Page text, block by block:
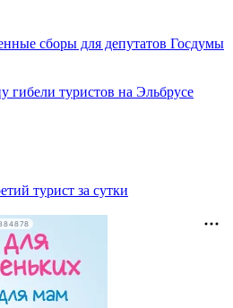
сборы для депутатов Госдумы
гибели туристов на Эльбрусе
турист за сутки